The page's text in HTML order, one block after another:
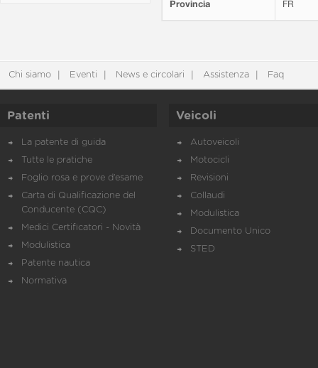
Provincia FR
Chi siamo Eventi News e circolari Assistenza Faq
Patenti
La patente di guida
Tutte le pratiche
Foglio rosa e prove d’esame
Carta di Qualificazione del
Conducente (CQC)
Medici Certificatori - Novità
Modulistica
Patente nautica
Normativa
Veicoli
Autoveicoli
Motocicli
Revisioni
Collaudi
Modulistica
Documento Unico
STED